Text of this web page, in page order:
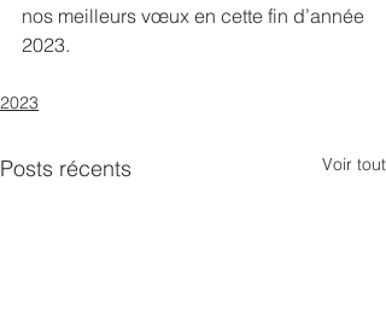
nos meilleurs vœux en cette fin d’année
2023.
2023
Posts récents Voir tout